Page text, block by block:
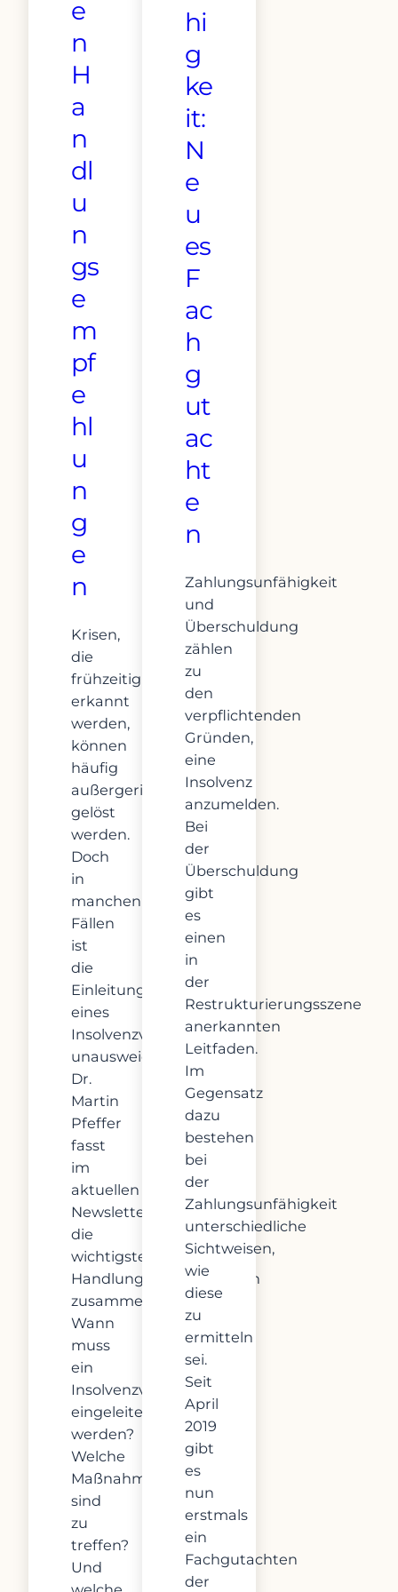
e
n
H
a
n
dl
u
n
gs
e
m
pf
e
hl
u
n
g
e
n
Krisen,
die
frühzeitig
erkannt
werden,
können
häufig
außergerichtlich
gelöst
werden.
Doch
in
manchen
Fällen
ist
die
Einleitung
eines
Insolvenzverfahrens
unausweichlich.
Dr.
Martin
Pfeffer
fasst
im
aktuellen
Newsletter
die
wichtigsten
Handlungsempfehlungen
zusammen:
Wann
muss
ein
Insolvenzverfahren
eingeleitet
werden?
Welche
Maßnahmen
sind
zu
treffen?
Und
hi
g
ke
it:
N
e
u
es
F
ac
h
g
ut
ac
ht
e
n
Zahlungsunfähigkeit
und
Überschuldung
zählen
zu
den
verpflichtenden
Gründen,
eine
Insolvenz
anzumelden.
Bei
der
Überschuldung
gibt
es
einen
in
der
Restrukturierungsszene
anerkannten
Leitfaden.
Im
Gegensatz
dazu
bestehen
bei
der
Zahlungsunfähigkeit
unterschiedliche
Sichtweisen,
wie
diese
zu
ermitteln
sei.
Seit
April
2019
gibt
es
nun
erstmals
ein
Fachgutachten
der